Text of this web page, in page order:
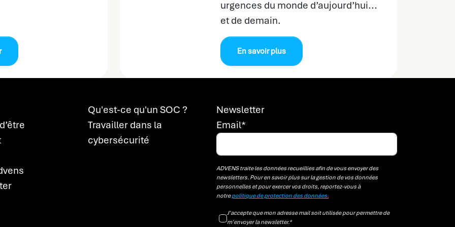
urgences du monde d’aujourd’hui...
et de demain.
En savoir plus
Qu'est-ce qu'un SOC ?
Travailler dans la
cybersécurité
Newsletter
Email*
ADVENS traite les données recueillies afin de vous envoyer des
newsletters. Pour en savoir plus sur la gestion de vos données
personnelles et pour exercer vos droits, reportez-vous à
notrepolitique de protection des données.
J'accepte que mon adresse mail soit utilisée pour permettre de
m'envoyer la newsletter.*